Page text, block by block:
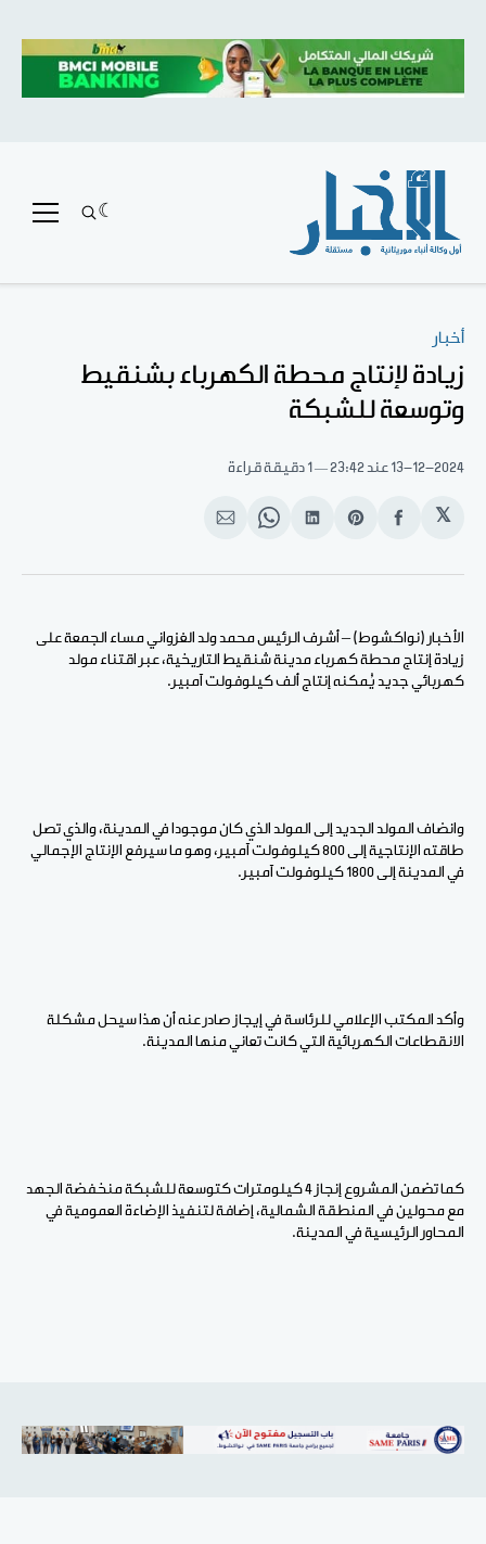
أخبار
زيادة لإنتاج محطة الكهرباء بشنقيط
وتوسعة للشبكة
13-12-2024 عند 23:42 1 دقيقة قراءة
𝕏
انشر
الفيسبوك
Share
Pinterest
انشر
لينكد
Share
WhatsApp
انشر
الإيميل
الأخبار (نواكشوط) – أشرف الرئيس محمد ولد الغزواني مساء الجمعة على
زيادة إنتاج محطة كهرباء مدينة شنقيط التاريخية، عبر اقتناء مولد
كهربائي جديد يُمكنه إنتاج ألف كيلوفولت آمبير.
وانضاف المولد الجديد إلى المولد الذي كان موجودا في المدينة، والذي تصل
طاقته الإنتاجية إلى 800 كيلوفولت آمبير، وهو ما سيرفع الإنتاج الإجمالي
في المدينة إلى 1800 كيلوفولت آمبير.
وأكد المكتب الإعلامي للرئاسة في إيجاز صادر عنه أن هذا سيحل مشكلة
الانقطاعات الكهربائية التي كانت تعاني منها المدينة.
كما تضمن المشروع إنجاز 4كيلومترات كتوسعة للشبكة منخفضة الجهد
مع محولين في المنطقة الشمالية، إضافة لتنفيذ الإضاءة العمومية في
المحاور الرئيسية في المدينة.